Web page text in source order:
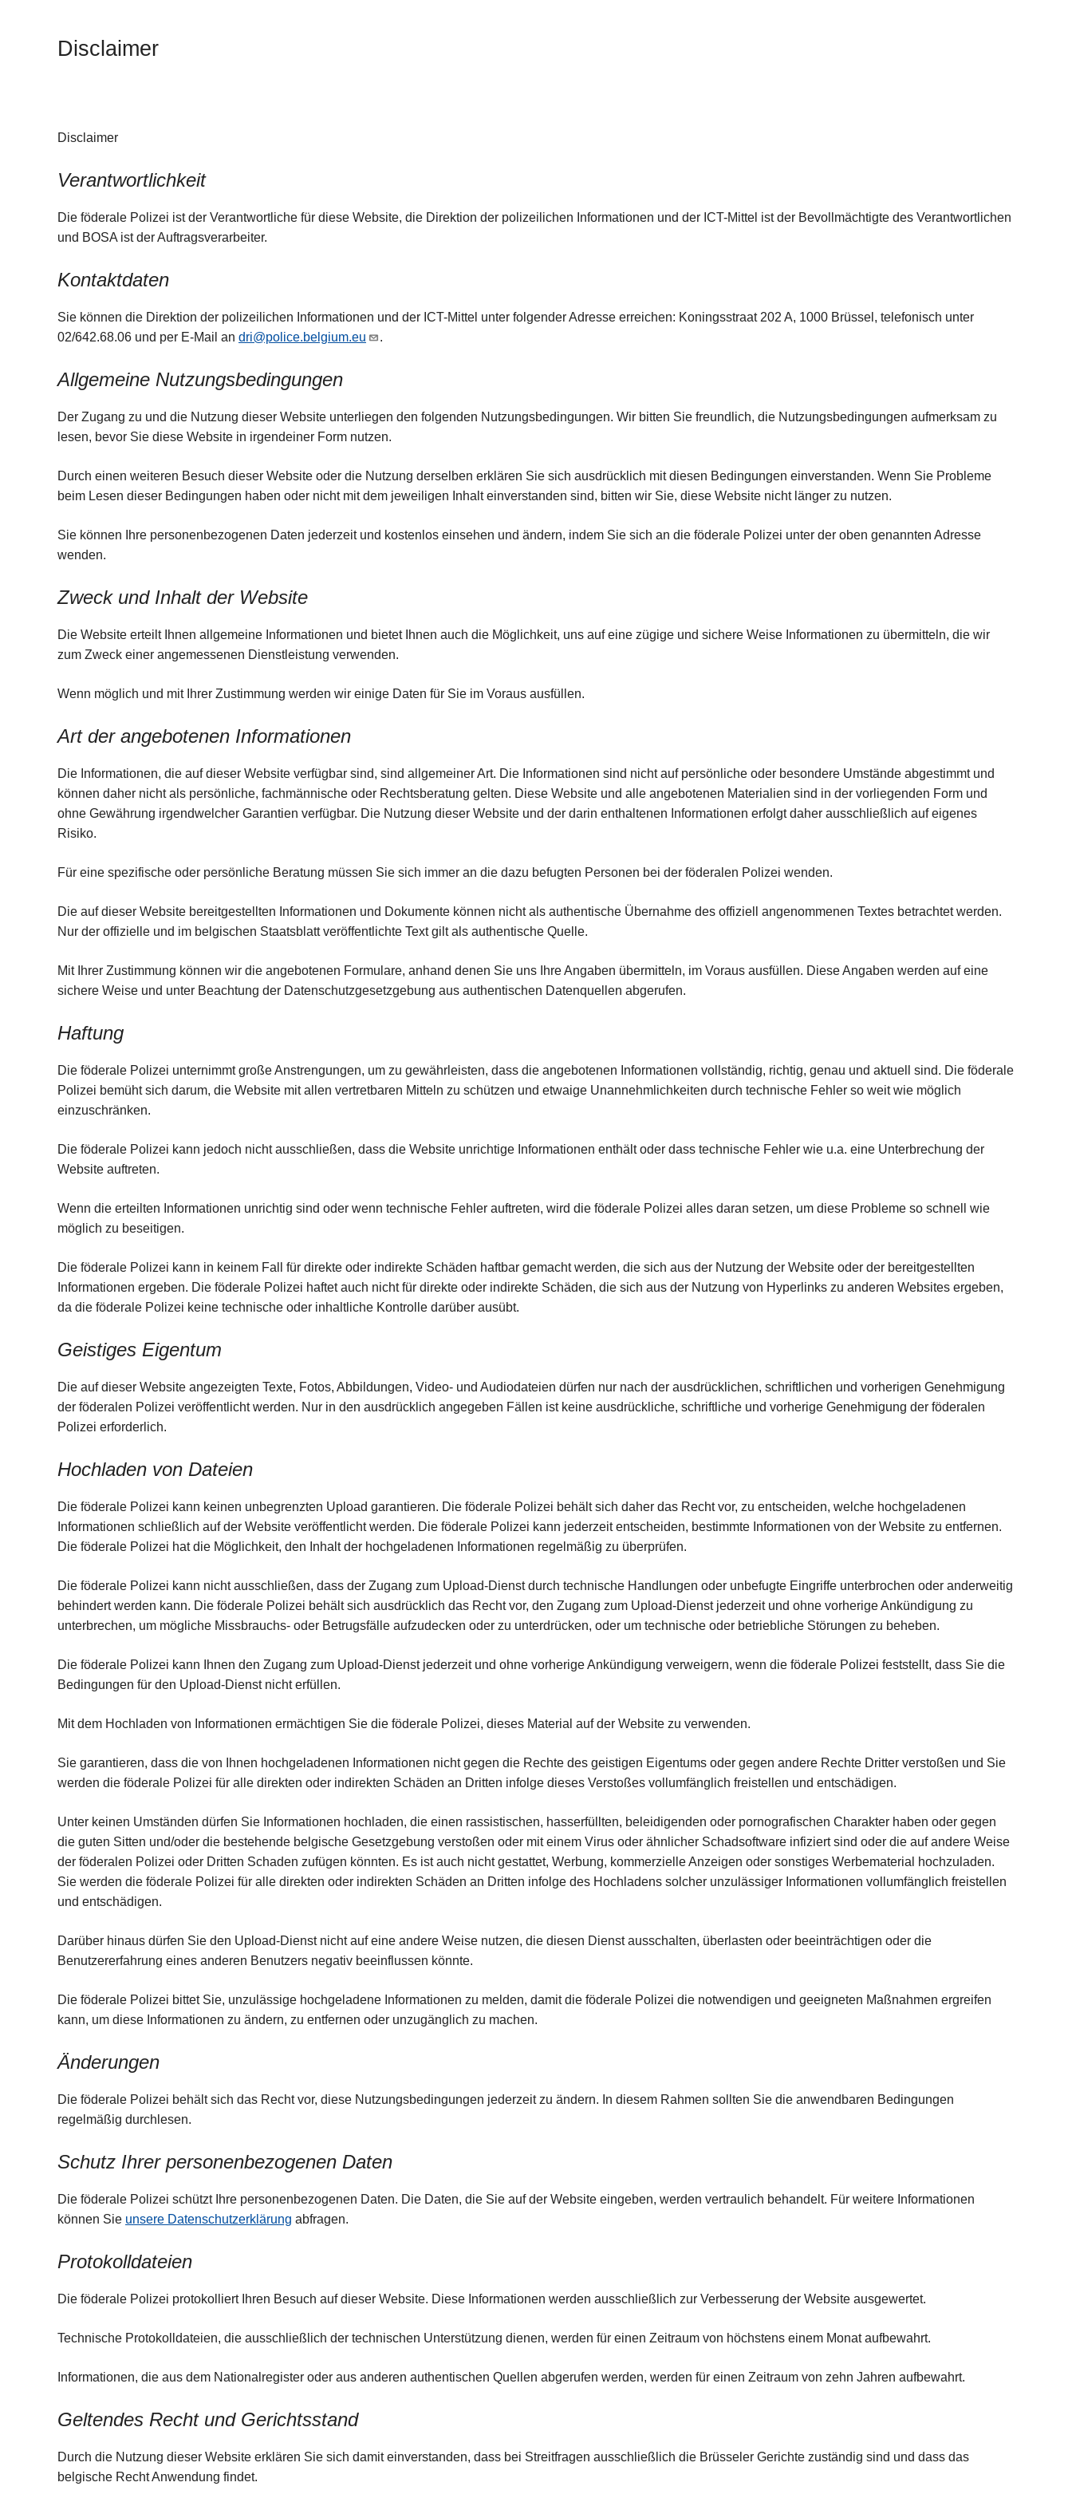
o
Disclaimer
Disclaimer
Verantwortlichkeit
Die föderale Polizei ist der Verantwortliche für diese Website, die Direktion der polizeilichen Informationen und der ICT-Mittel ist der Bevollmächtigte des Verantwortlichen
und BOSA ist der Auftragsverarbeiter.
Kontaktdaten
Sie können die Direktion der polizeilichen Informationen und der ICT-Mittel unter folgender Adresse erreichen: Koningsstraat 202 A, 1000 Brüssel, telefonisch unter
02/642.68.06 und per E-Mail an dri@police.belgium.eu .
Allgemeine Nutzungsbedingungen
Der Zugang zu und die Nutzung dieser Website unterliegen den folgenden Nutzungsbedingungen. Wir bitten Sie freundlich, die Nutzungsbedingungen aufmerksam zu
lesen, bevor Sie diese Website in irgendeiner Form nutzen.
Durch einen weiteren Besuch dieser Website oder die Nutzung derselben erklären Sie sich ausdrücklich mit diesen Bedingungen einverstanden. Wenn Sie Probleme
beim Lesen dieser Bedingungen haben oder nicht mit dem jeweiligen Inhalt einverstanden sind, bitten wir Sie, diese Website nicht länger zu nutzen.
Sie können Ihre personenbezogenen Daten jederzeit und kostenlos einsehen und ändern, indem Sie sich an die föderale Polizei unter der oben genannten Adresse
wenden.
Zweck und Inhalt der Website
Die Website erteilt Ihnen allgemeine Informationen und bietet Ihnen auch die Möglichkeit, uns auf eine zügige und sichere Weise Informationen zu übermitteln, die wir
zum Zweck einer angemessenen Dienstleistung verwenden.
Wenn möglich und mit Ihrer Zustimmung werden wir einige Daten für Sie im Voraus ausfüllen.
Art der angebotenen Informationen
Die Informationen, die auf dieser Website verfügbar sind, sind allgemeiner Art. Die Informationen sind nicht auf persönliche oder besondere Umstände abgestimmt und
können daher nicht als persönliche, fachmännische oder Rechtsberatung gelten. Diese Website und alle angebotenen Materialien sind in der vorliegenden Form und
ohne Gewährung irgendwelcher Garantien verfügbar. Die Nutzung dieser Website und der darin enthaltenen Informationen erfolgt daher ausschließlich auf eigenes
Risiko.
Für eine spezifische oder persönliche Beratung müssen Sie sich immer an die dazu befugten Personen bei der föderalen Polizei wenden.
Die auf dieser Website bereitgestellten Informationen und Dokumente können nicht als authentische Übernahme des offiziell angenommenen Textes betrachtet werden.
Nur der offizielle und im belgischen Staatsblatt veröffentlichte Text gilt als authentische Quelle.
Mit Ihrer Zustimmung können wir die angebotenen Formulare, anhand denen Sie uns Ihre Angaben übermitteln, im Voraus ausfüllen. Diese Angaben werden auf eine
sichere Weise und unter Beachtung der Datenschutzgesetzgebung aus authentischen Datenquellen abgerufen.
Haftung
Die föderale Polizei unternimmt große Anstrengungen, um zu gewährleisten, dass die angebotenen Informationen vollständig, richtig, genau und aktuell sind. Die föderale
Polizei bemüht sich darum, die Website mit allen vertretbaren Mitteln zu schützen und etwaige Unannehmlichkeiten durch technische Fehler so weit wie möglich
einzuschränken.
Die föderale Polizei kann jedoch nicht ausschließen, dass die Website unrichtige Informationen enthält oder dass technische Fehler wie u.a. eine Unterbrechung der
Website auftreten.
Wenn die erteilten Informationen unrichtig sind oder wenn technische Fehler auftreten, wird die föderale Polizei alles daran setzen, um diese Probleme so schnell wie
möglich zu beseitigen.
Die föderale Polizei kann in keinem Fall für direkte oder indirekte Schäden haftbar gemacht werden, die sich aus der Nutzung der Website oder der bereitgestellten
Informationen ergeben. Die föderale Polizei haftet auch nicht für direkte oder indirekte Schäden, die sich aus der Nutzung von Hyperlinks zu anderen Websites ergeben,
da die föderale Polizei keine technische oder inhaltliche Kontrolle darüber ausübt.
Geistiges Eigentum
Die auf dieser Website angezeigten Texte, Fotos, Abbildungen, Video- und Audiodateien dürfen nur nach der ausdrücklichen, schriftlichen und vorherigen Genehmigung
der föderalen Polizei veröffentlicht werden. Nur in den ausdrücklich angegeben Fällen ist keine ausdrückliche, schriftliche und vorherige Genehmigung der föderalen
Polizei erforderlich.
Hochladen von Dateien
Die föderale Polizei kann keinen unbegrenzten Upload garantieren. Die föderale Polizei behält sich daher das Recht vor, zu entscheiden, welche hochgeladenen
Informationen schließlich auf der Website veröffentlicht werden. Die föderale Polizei kann jederzeit entscheiden, bestimmte Informationen von der Website zu entfernen.
Die föderale Polizei hat die Möglichkeit, den Inhalt der hochgeladenen Informationen regelmäßig zu überprüfen.
Die föderale Polizei kann nicht ausschließen, dass der Zugang zum Upload-Dienst durch technische Handlungen oder unbefugte Eingriffe unterbrochen oder anderweitig
behindert werden kann. Die föderale Polizei behält sich ausdrücklich das Recht vor, den Zugang zum Upload-Dienst jederzeit und ohne vorherige Ankündigung zu
unterbrechen, um mögliche Missbrauchs- oder Betrugsfälle aufzudecken oder zu unterdrücken, oder um technische oder betriebliche Störungen zu beheben.
Die föderale Polizei kann Ihnen den Zugang zum Upload-Dienst jederzeit und ohne vorherige Ankündigung verweigern, wenn die föderale Polizei feststellt, dass Sie die
Bedingungen für den Upload-Dienst nicht erfüllen.
Mit dem Hochladen von Informationen ermächtigen Sie die föderale Polizei, dieses Material auf der Website zu verwenden.
Sie garantieren, dass die von Ihnen hochgeladenen Informationen nicht gegen die Rechte des geistigen Eigentums oder gegen andere Rechte Dritter verstoßen und Sie
werden die föderale Polizei für alle direkten oder indirekten Schäden an Dritten infolge dieses Verstoßes vollumfänglich freistellen und entschädigen.
Unter keinen Umständen dürfen Sie Informationen hochladen, die einen rassistischen, hasserfüllten, beleidigenden oder pornografischen Charakter haben oder gegen
die guten Sitten und/oder die bestehende belgische Gesetzgebung verstoßen oder mit einem Virus oder ähnlicher Schadsoftware infiziert sind oder die auf andere Weise
der föderalen Polizei oder Dritten Schaden zufügen könnten. Es ist auch nicht gestattet, Werbung, kommerzielle Anzeigen oder sonstiges Werbematerial hochzuladen.
Sie werden die föderale Polizei für alle direkten oder indirekten Schäden an Dritten infolge des Hochladens solcher unzulässiger Informationen vollumfänglich freistellen
und entschädigen.
Darüber hinaus dürfen Sie den Upload-Dienst nicht auf eine andere Weise nutzen, die diesen Dienst ausschalten, überlasten oder beeinträchtigen oder die
Benutzererfahrung eines anderen Benutzers negativ beeinflussen könnte.
Die föderale Polizei bittet Sie, unzulässige hochgeladene Informationen zu melden, damit die föderale Polizei die notwendigen und geeigneten Maßnahmen ergreifen
kann, um diese Informationen zu ändern, zu entfernen oder unzugänglich zu machen.
Änderungen
Die föderale Polizei behält sich das Recht vor, diese Nutzungsbedingungen jederzeit zu ändern. In diesem Rahmen sollten Sie die anwendbaren Bedingungen
regelmäßig durchlesen.
Schutz Ihrer personenbezogenen Daten
Die föderale Polizei schützt Ihre personenbezogenen Daten. Die Daten, die Sie auf der Website eingeben, werden vertraulich behandelt. Für weitere Informationen
können Sie unsere Datenschutzerklärung abfragen.
Protokolldateien
Die föderale Polizei protokolliert Ihren Besuch auf dieser Website. Diese Informationen werden ausschließlich zur Verbesserung der Website ausgewertet.
Technische Protokolldateien, die ausschließlich der technischen Unterstützung dienen, werden für einen Zeitraum von höchstens einem Monat aufbewahrt.
Informationen, die aus dem Nationalregister oder aus anderen authentischen Quellen abgerufen werden, werden für einen Zeitraum von zehn Jahren aufbewahrt.
Geltendes Recht und Gerichtsstand
Durch die Nutzung dieser Website erklären Sie sich damit einverstanden, dass bei Streitfragen ausschließlich die Brüsseler Gerichte zuständig sind und dass das
belgische Recht Anwendung findet.